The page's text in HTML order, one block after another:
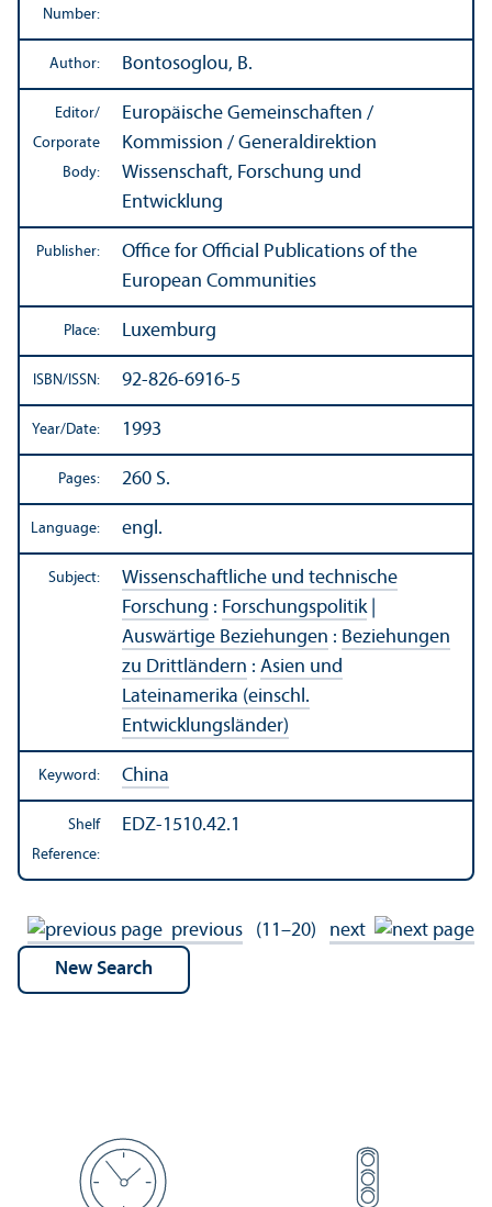
Number:
Author: Bontosoglou, B.
Editor/
Corporate
Body:
Europäische Gemeinschaften /
Kommission / Generaldirektion
Wissenschaft, Forschung und
Entwicklung
Publisher:
Office for Official Publications of the
European Communities
Place: Luxemburg
ISBN/ISSN: 92-826-6916-5
Year/Date: 1993
Pages: 260 S.
Language: engl.
Subject:
Wissenschaftliche und technische
Forschung : Forschungspolitik|
Auswärtige Beziehungen : Beziehungen
zu Drittländern : Asien und
Lateinamerika (einschl.
Entwicklungsländer)
Keyword: China
Shelf
Reference:
EDZ-1510.42.1
previous (11–20) next